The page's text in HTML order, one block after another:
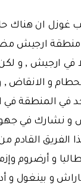
غوزل ان هناك
ارجيش
قتيلا في ارجيش ,
و الانقاض ,
في المنطقة
و نشارك في
الفريق القادم
و أرضروم
و بينغول و